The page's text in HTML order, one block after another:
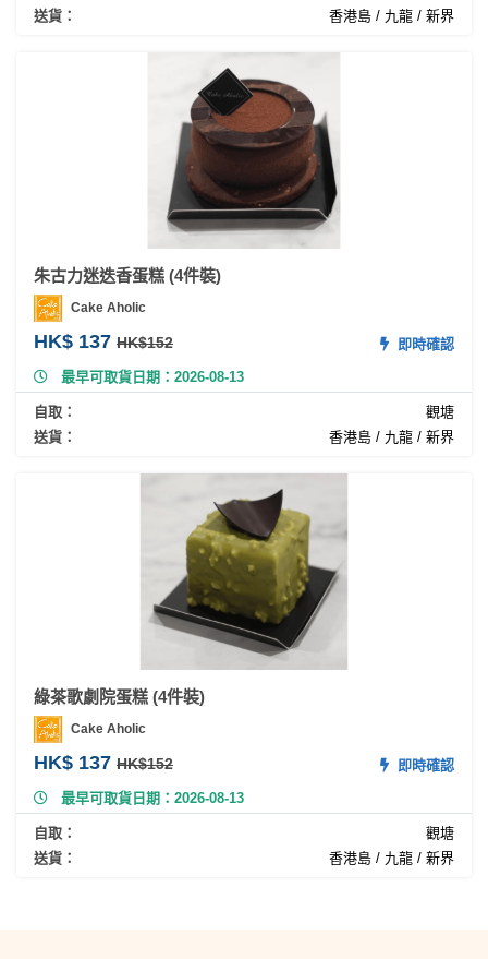
餐
新
奇
體
驗
樂
遊
艇
出
租
送貨： 香港島 / 九龍 / 新界
朱古力迷迭香蛋糕 (4件裝)
Cake Aholic
HK$ 137 HK$152
即時確認
最早可取貨日期：2026-08-13
自取：
觀塘
送貨：
香港島 / 九龍 / 新界
綠茶歌劇院蛋糕 (4件裝)
Cake Aholic
HK$ 137 HK$152
即時確認
最早可取貨日期：2026-08-13
自取：
觀塘
送貨：
香港島 / 九龍 / 新界